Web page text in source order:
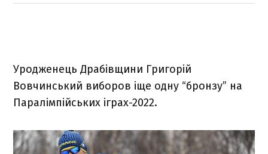
Уродженець Драбівщини Григорій
Вовчинський виборов іще одну “бронзу” на
Паралімпійських іграх-2022.